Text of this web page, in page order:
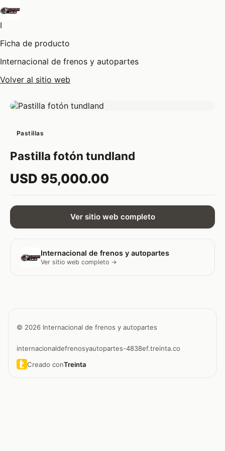
I
Ficha de producto
Internacional de frenos y autopartes
Volver al sitio web
Pastillas
Pastilla fotón tundland
USD 95,000.00
Ver sitio web completo
Internacional de frenos y autopartes
Ver sitio web completo →
© 2026 Internacional de frenos y autopartes
internacionaldefrenosyautopartes-4838ef.treinta.co
Creado conTreinta